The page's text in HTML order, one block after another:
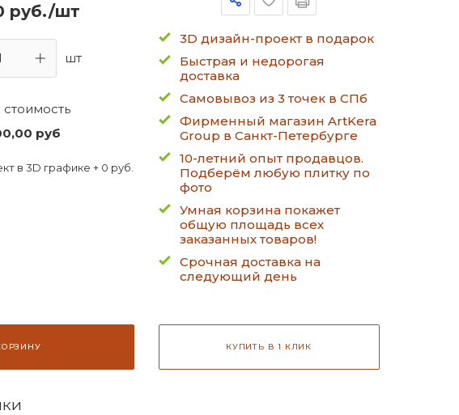
руб./шт
шт
руб
в 3D графике + 0 руб.
3D дизайн-проект в подарок
Быстрая и недорогая
доставка
Самовывоз из 3 точек в СПб
Фирменный магазин ArtKera
Group в Санкт-Петербурге
10-летний опыт продавцов.
Подберём любую плитку по
фото
Умная корзина покажет
общую площадь всех
заказанных товаров!
Срочная доставка на
следующий день
КУПИТЬ В 1 КЛИК